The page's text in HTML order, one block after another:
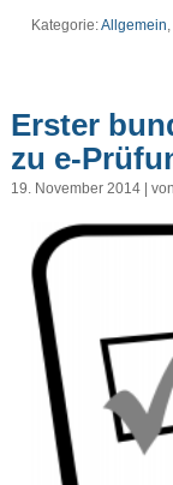
Kategorie:Allgemein
Erster
zu e-
19. November 2014 | von